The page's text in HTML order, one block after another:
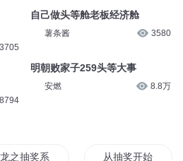
3705
8794
自己做头等舱老板经济舱
薯条酱 3580
明朝败家子259头等大事
安燃 8.8万
龙之抽奖系统 从抽奖开始